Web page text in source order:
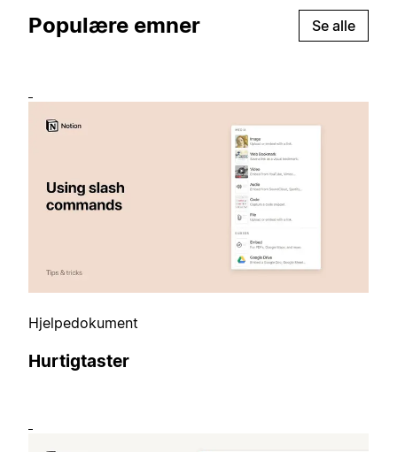
Populære emner Se alle
Hjelpedokument
Hurtigtaster